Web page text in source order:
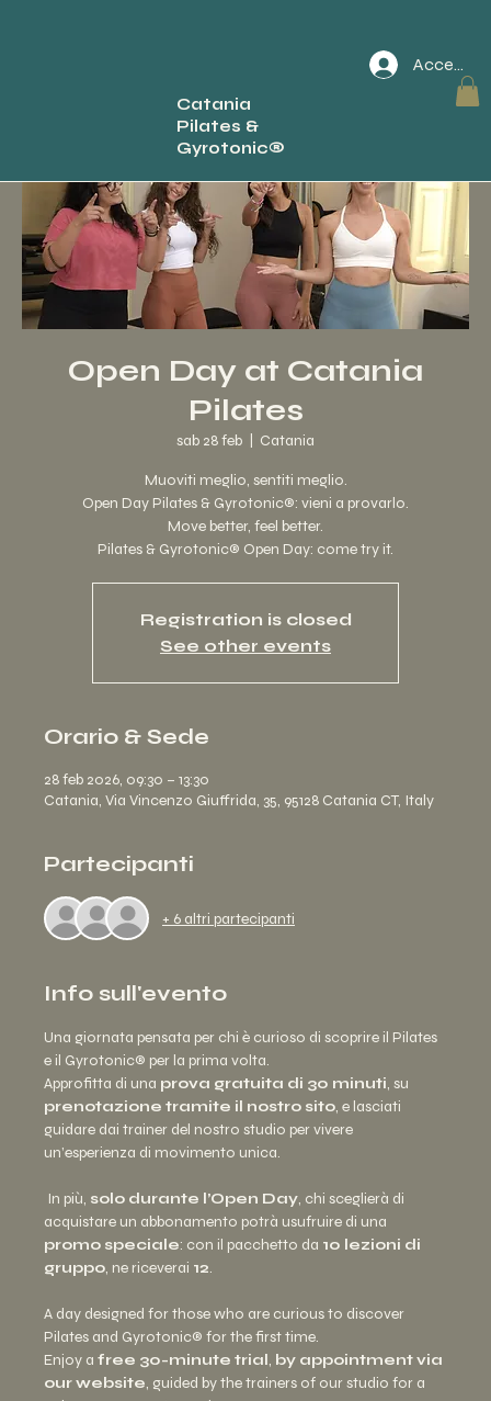
Catania
Pilates &
Gyrotonic®
Accedi
Open Day at Catania
Pilates
sab 28 feb Catania
Muoviti meglio, sentiti meglio.
Open Day Pilates & Gyrotonic®: vieni a provarlo.
Move better, feel better.
Pilates & Gyrotonic® Open Day: come try it.
Registration is closed
See other events
Orario & Sede
28 feb 2026, 09:30 – 13:30
Catania, Via Vincenzo Giuffrida, 35, 95128 Catania CT, Italy
Partecipanti
+ 6 altri partecipanti
Info sull'evento
Una giornata pensata per chi è curioso di scoprire il Pilates
e il Gyrotonic® per la prima volta.
Approfitta di una prova gratuita di 30 minuti, su
prenotazione tramite il nostro sito, e lasciati
guidare dai trainer del nostro studio per vivere
un’esperienza di movimento unica.
In più, solo durante l’Open Day, chi sceglierà di
acquistare un abbonamento potrà usufruire di una
promo speciale: con il pacchetto da 10 lezioni di
gruppo, ne riceverai 12.
A day designed for those who are curious to discover
Pilates and Gyrotonic® for the first time.
Enjoy a free 30-minute trial, by appointment via
our website, guided by the trainers of our studio for a